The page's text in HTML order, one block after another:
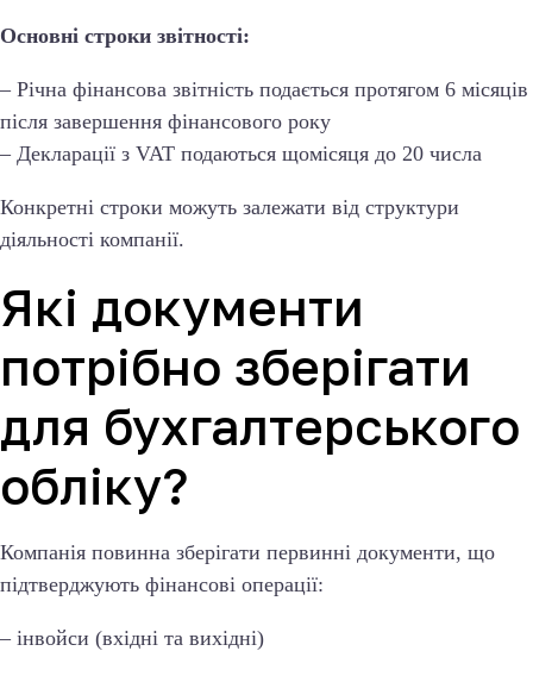
Основні строки звітності:
– Річна фінансова звітність подається протягом 6 місяців
після завершення фінансового року
– Декларації з VAT подаються щомісяця до 20 числа
Конкретні строки можуть залежати від структури
діяльності компанії.
Які документи
потрібно зберігати
для бухгалтерського
обліку?
Компанія повинна зберігати первинні документи, що
підтверджують фінансові операції:
– інвойси (вхідні та вихідні)